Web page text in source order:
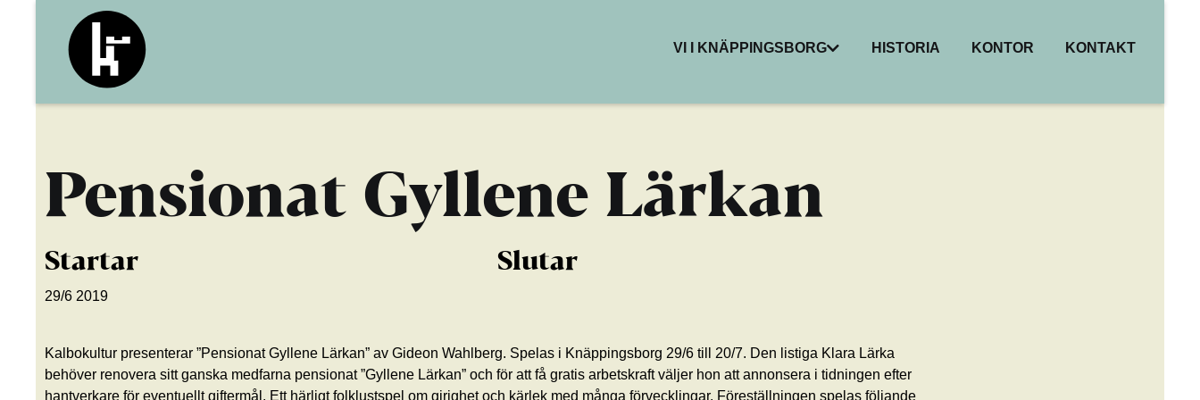
VI I KNÄPPINGSBORG
RESTAURANGER
KREATIVA YTOR
HISTORIA KONTOR KONTAKT
Pensionat Gyllene Lärkan
Startar
29/6 2019
Slutar
Kalbokultur presenterar ”Pensionat Gyllene Lärkan” av Gideon Wahlberg. Spelas i Knäppingsborg 29/6 till 20/7. Den listiga Klara Lärka
behöver renovera sitt ganska medfarna pensionat ”Gyllene Lärkan” och för att få gratis arbetskraft väljer hon att annonsera i tidningen efter
hantverkare för eventuellt giftermål. Ett härligt folklustspel om girighet och kärlek med många förvecklingar. Föreställningen spelas följande